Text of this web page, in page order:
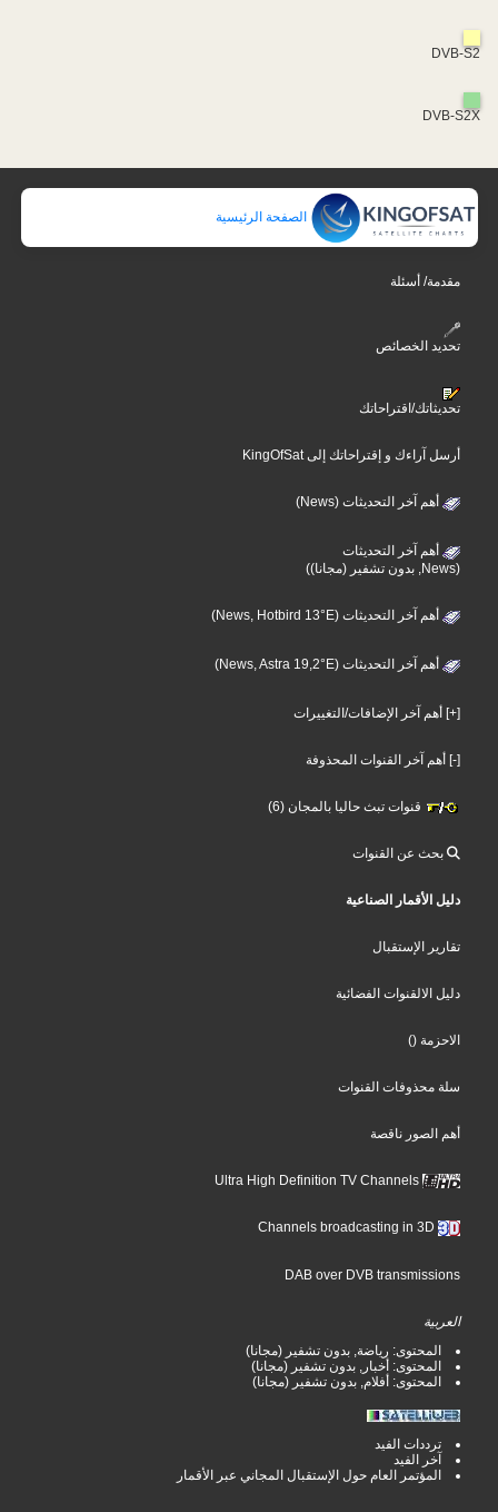
DVB-S2
DVB-S2X
الصفحة الرئيسية
مقدمة/ أسئلة
تحديد الخصائص
تحديثاتك/اقتراحاتك
أرسل آراءك و إقتراحاتك إلى KingOfSat
أهم آخر التحديثات (News)
أهم آخر التحديثات
(News, بدون تشفير (مجانا))
أهم آخر التحديثات (News, Hotbird 13°E)
أهم آخر التحديثات (News, Astra 19,2°E)
[+] أهم آخر الإضافات/التغييرات
[-] أهم آخر القنوات المحذوفة
قنوات تبث حاليا بالمجان (6)
بحث عن القنوات
دليل الأقمار الصناعية
تقارير الإستقبال
دليل الالقنوات الفضائية
الاحزمة ()
سلة محذوفات القنوات
أهم الصور ناقصة
Ultra High Definition TV Channels
DAB over DVB transmissions
العربية
المحتوى: رياضة, بدون تشفير (مجانا)
المحتوى: أخبار, بدون تشفير (مجانا)
المحتوى: أفلام, بدون تشفير (مجانا)
ترددات الفيد
آخر الفيد
المؤتمر العام حول الإستقبال المجاني عبر الأقمار